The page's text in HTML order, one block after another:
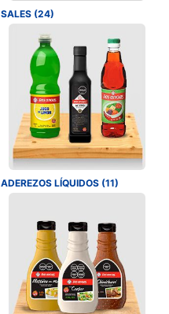
SALES (24)
ADEREZOS LÍQUIDOS (11)